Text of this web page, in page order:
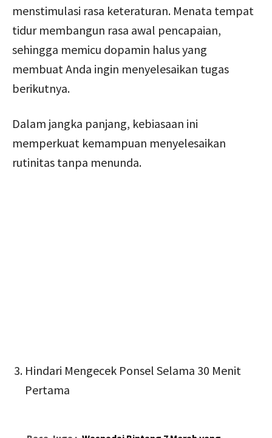
menstimulasi rasa keteraturan. Menata tempat
tidur membangun rasa awal pencapaian,
sehingga memicu dopamin halus yang
membuat Anda ingin menyelesaikan tugas
berikutnya.
Dalam jangka panjang, kebiasaan ini
memperkuat kemampuan menyelesaikan
rutinitas tanpa menunda.
Hindari Mengecek Ponsel Selama 30 Menit
Pertama